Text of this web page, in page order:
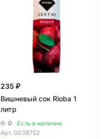
235 ₽
Вишневый сок Rioba 1
литр
0
Есть в наличии
Арт. 0038752